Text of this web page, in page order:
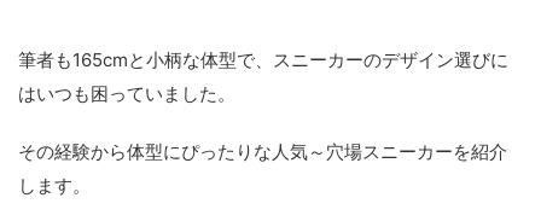
筆者も165cmと小柄な体型で、スニーカーのデザイン選びに
はいつも困っていました。
その経験から体型にぴったりな人気～穴場スニーカーを紹介
します。